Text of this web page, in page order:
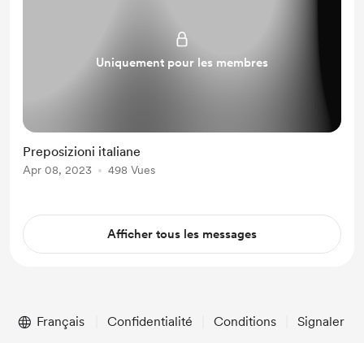
Uniquement pour les membres
Preposizioni italiane
Apr 08, 2023 498 Vues
Afficher tous les messages
Français Confidentialité Conditions Signaler